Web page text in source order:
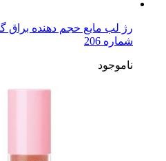
شماره 206
ناموجود